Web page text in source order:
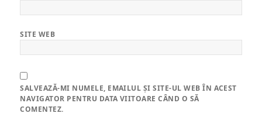
SITE WEB
SALVEAZĂ-MI NUMELE, EMAILUL ȘI SITE-UL WEB ÎN ACEST
NAVIGATOR PENTRU DATA VIITOARE CÂND O SĂ
COMENTEZ.